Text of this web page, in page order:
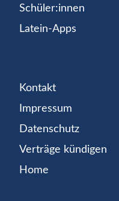
Schüler:innen
Latein-Apps
Kontakt
Impressum
Datenschutz
Verträge kündigen
Home